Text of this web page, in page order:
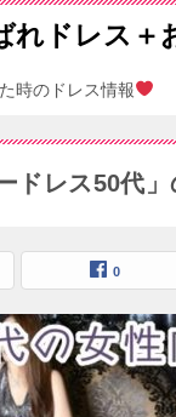
れドレス＋
時のドレス情報
ドレス50代
0